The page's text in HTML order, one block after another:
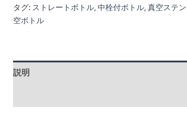
タグ: ストレートボトル,中栓付ボトル,真空ステ
空ボトル
説明